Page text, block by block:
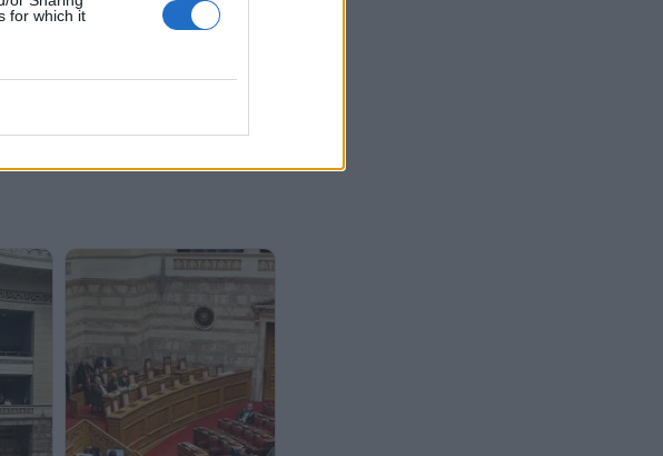
for which it